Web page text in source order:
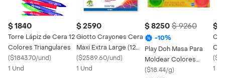
$ 1840
Torre Lápiz de Cera 12
Colores Triangulares
($1843.70/und)
1 Und
$ 2590
Giotto Crayones Cera
Maxi Extra Large (12
Crayones) Caja
($2589.60/und)
1 Und
$ 8250 $ 9260
-10%
Play Doh Masa Para
Moldear Colores
Surtidos Arco Iris
($18.44/g)
$
(
1